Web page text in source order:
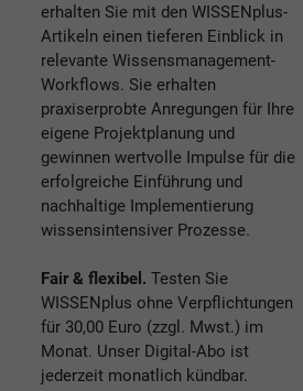
erhalten Sie mit den WISSENplus-
Artikeln einen tieferen Einblick in
relevante Wissensmanagement-
Workflows. Sie erhalten
praxiserprobte Anregungen für Ihre
eigene Projektplanung und
gewinnen wertvolle Impulse für die
erfolgreiche Einführung und
nachhaltige Implementierung
wissensintensiver Prozesse.
Fair & flexibel. Testen Sie
WISSENplus ohne Verpflichtungen
für 30,00 Euro (zzgl. Mwst.) im
Monat. Unser Digital-Abo ist
jederzeit monatlich kündbar.